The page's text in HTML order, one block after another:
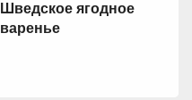
Шведское ягодное
варенье